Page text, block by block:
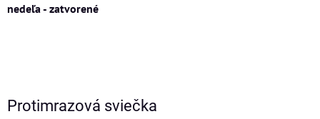
nedeľa - zatvorené
Protimrazová sviečka